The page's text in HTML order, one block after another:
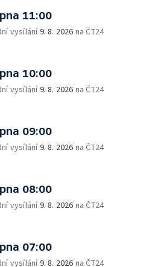
11:00
vysílání9. 8. 2026 na ČT24
10:00
vysílání9. 8. 2026 na ČT24
09:00
vysílání9. 8. 2026 na ČT24
08:00
vysílání9. 8. 2026 na ČT24
07:00
vysílání9. 8. 2026 na ČT24